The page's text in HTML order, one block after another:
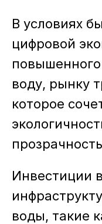
В условиях
цифровой
воду, рынку
которое
Инвестиции
воды, такие